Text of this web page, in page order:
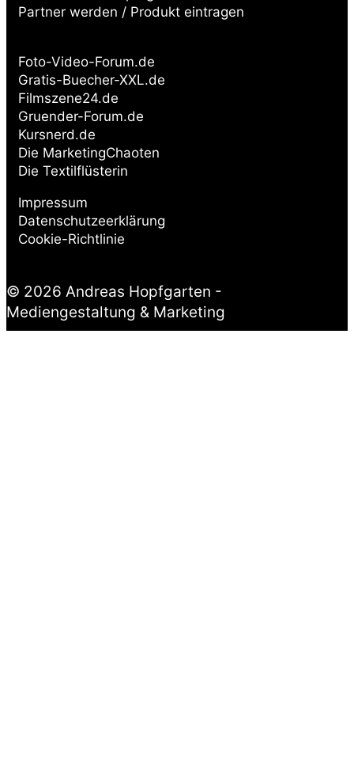
Partner werden / Produkt eintragen
Foto-Video-Forum.de
Gratis-Buecher-XXL.de
Filmszene24.de
Gruender-Forum.de
Kursnerd.de
Die MarketingChaoten
Die Textilflüsterin
Impressum
Datenschutzeerklärung
Cookie-Richtlinie
© 2026 Andreas Hopfgarten -
Mediengestaltung & Marketing